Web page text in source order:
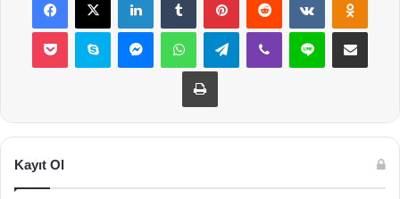
Pocket Skype MessengerWhatsAppTelegramViber Line E-Posta ile
Yazdır
Kayıt Ol